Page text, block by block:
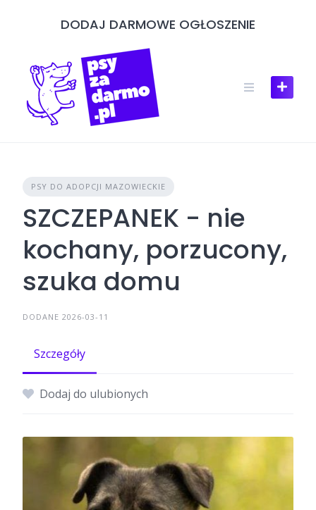
DODAJ DARMOWE OGŁOSZENIE
PSY DO ADOPCJI MAZOWIECKIE
SZCZEPANEK - nie
kochany, porzucony,
szuka domu
DODANE 2026-03-11
Szczegóły
Dodaj do ulubionych